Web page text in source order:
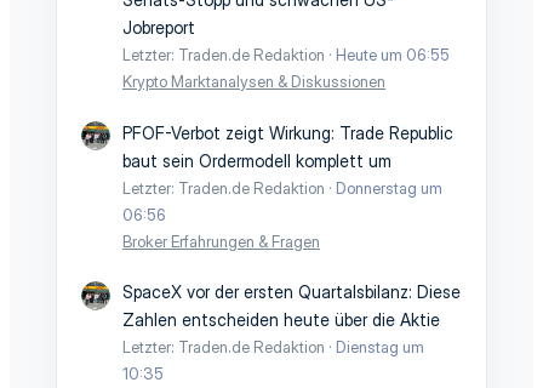
Jobreport
Letzter: Traden.de Redaktion
Heute um 06:55
Krypto Marktanalysen & Diskussionen
PFOF-Verbot zeigt Wirkung: Trade Republic
baut sein Ordermodell komplett um
Letzter: Traden.de Redaktion
Donnerstag um
06:56
Broker Erfahrungen & Fragen
SpaceX vor der ersten Quartalsbilanz: Diese
Zahlen entscheiden heute über die Aktie
Letzter: Traden.de Redaktion
Dienstag um
10:35